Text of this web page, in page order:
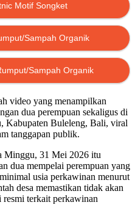
Motif Songket
Sampah Organik
Sampah Organik
video yang menampilkan
dua perempuan sekaligus di
Kabupaten Buleleng, Bali, viral
tanggapan publik.
Minggu, 31 Mei 2026 itu
dua mempelai perempuan yang
usia perkawinan menurut
desa memastikan tidak akan
terkait perkawinan